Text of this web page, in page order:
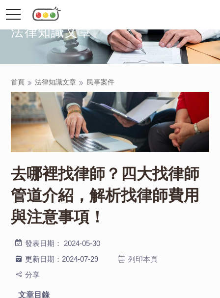
toggle
法律知識文章
首頁 法律知識文章 民事案件
去哪裡找律師？四大找律師
管道介紹，解析找律師費用
與注意事項！
發表日期： 2024-05-30
更新日期： 2024-07-29
列印本頁
分享
文章目錄